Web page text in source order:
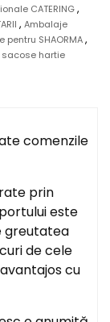
CATERING,
, Ambalaje
pentru SHAORMA,
sacose hartie
comenzile
prin
este
greutatea
de cele
cu